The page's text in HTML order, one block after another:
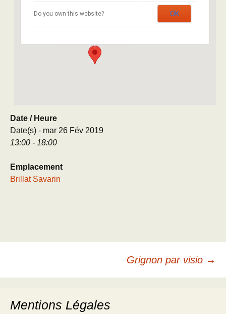
Brillat Savarin
Do you own this website? OK
Date / Heure
Date(s) - mar 26 Fév 2019
13:00 - 18:00
Emplacement
Brillat Savarin
des
Grignon par visio →
Mentions Légales